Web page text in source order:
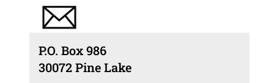
P.O. Box 986
30072 Pine Lake